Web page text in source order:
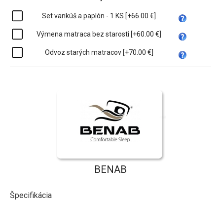
Set vankúš a paplón - 1 KS [+66.00 €]
Výmena matraca bez starosti [+60.00 €]
Odvoz starých matracov [+70.00 €]
BENAB
Špecifikácia